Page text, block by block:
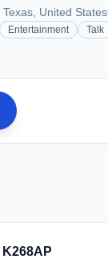
United States
Entertainment Talk
K268AP